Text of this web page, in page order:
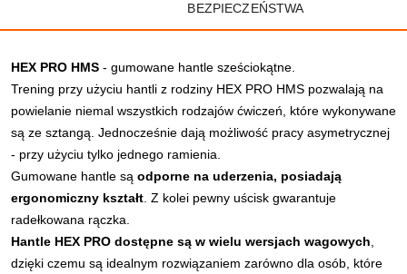
BEZPIECZEŃSTWA
HEX PRO HMS - gumowane hantle sześciokątne.
Trening przy użyciu hantli z rodziny HEX PRO HMS pozwalają na
powielanie niemal wszystkich rodzajów ćwiczeń, które wykonywane
są ze sztangą. Jednocześnie dają możliwość pracy asymetrycznej
- przy użyciu tylko jednego ramienia.
Gumowane hantle są odporne na uderzenia, posiadają
ergonomiczny kształt . Z kolei pewny uścisk gwarantuje
radełkowana rączka.
Hantle HEX PRO dostępne są w wielu wersjach wagowych
dzięki czemu są idealnym rozwiązaniem zarówno dla osób, które